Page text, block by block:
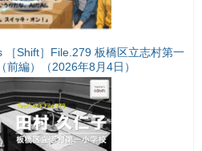
［Shift］File.279 板橋区立志村第一
編）（2026年8月4日）